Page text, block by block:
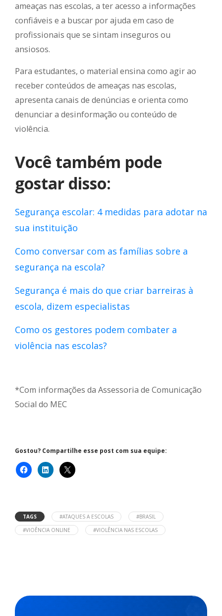
ameaças nas escolas, a ter acesso a informações
confiáveis e a buscar por ajuda em caso de
profissionais que se sintam inseguros ou
ansiosos.
Para estudantes, o material ensina como agir ao
receber conteúdos de ameaças nas escolas,
apresenta canais de denúncias e orienta como
denunciar a desinformação ou conteúdo de
violência.
Você também pode
gostar disso:
Segurança escolar: 4 medidas para adotar na
sua instituição
Como conversar com as famílias sobre a
segurança na escola?
Segurança é mais do que criar barreiras à
escola, dizem especialistas
Como os gestores podem combater a
violência nas escolas?
*Com informações da Assessoria de Comunicação
Social do MEC
Gostou? Compartilhe esse post com sua equipe:
TAGS #ATAQUES A ESCOLAS
#BRASIL
#VIOÊNCIA ONLINE
#VIOLÊNCIA NAS ESCOLAS